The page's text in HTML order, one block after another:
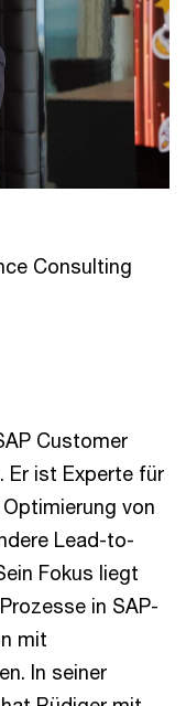
Consulting
Customer
Er ist Experte für
von
Lead-to-
Fokus liegt
in SAP-
mit
In seiner